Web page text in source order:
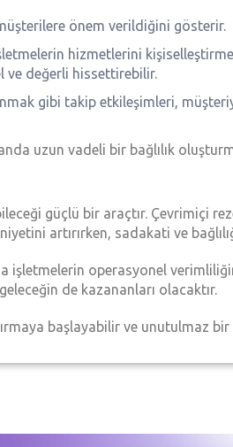
önem verildiğini gösterir.
hizmetlerini
ve değerli hissettirebilir.
gibi takip etkileşimleri,
uzun vadeli bir bağlılık
güçlü bir araçtır. Çevrimiçi
artırırken, sadakati ve
işletmelerin operasyonel
de kazananları olacaktır.
başlayabilir ve unutulmaz